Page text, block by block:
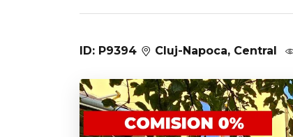
ID: P9394 Cluj-Napoca, Central